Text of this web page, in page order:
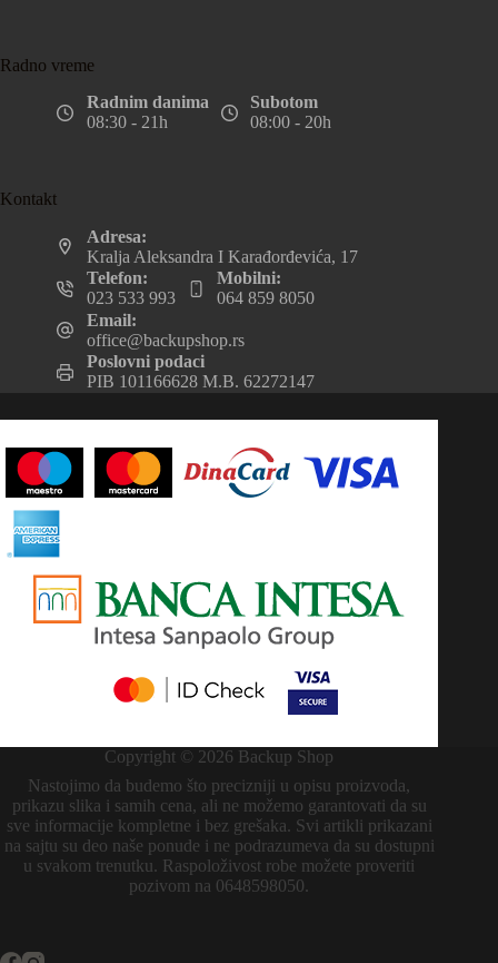
Radno vreme
Radnim danima
08:30 - 21h
Subotom
08:00 - 20h
Kontakt
Adresa:
Kralja Aleksandra I Karađorđevića, 17
Telefon:
023 533 993
Mobilni:
064 859 8050
Email:
office@backupshop.rs
Poslovni podaci
PIB 101166628 M.B. 62272147
Copyright © 2026 Backup Shop
Nastojimo da budemo što precizniji u opisu proizvoda,
prikazu slika i samih cena, ali ne možemo garantovati da su
sve informacije kompletne i bez grešaka. Svi artikli prikazani
na sajtu su deo naše ponude i ne podrazumeva da su dostupni
u svakom trenutku. Raspoloživost robe možete proveriti
pozivom na 0648598050.